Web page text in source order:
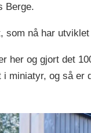
Berge.
som nå har
her og gjort det
i miniatyr, og så